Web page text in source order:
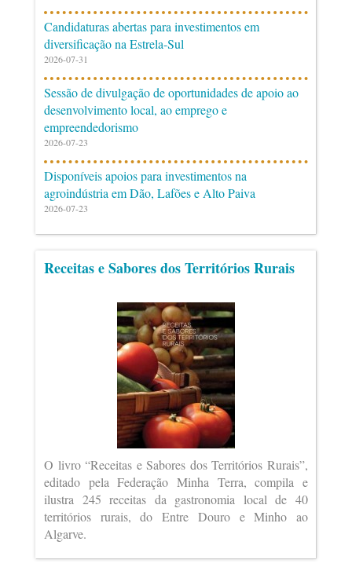
Candidaturas abertas para investimentos em
diversificação na Estrela-Sul
2026-07-31
Sessão de divulgação de oportunidades de apoio ao
desenvolvimento local, ao emprego e
empreendedorismo
2026-07-23
Disponíveis apoios para investimentos na
agroindústria em Dão, Lafões e Alto Paiva
2026-07-23
Receitas e Sabores dos Territórios Rurais
O livro “Receitas e Sabores dos Territórios Rurais”,
editado pela Federação Minha Terra, compila e
ilustra 245 receitas da gastronomia local de 40
territórios rurais, do Entre Douro e Minho ao
Algarve.